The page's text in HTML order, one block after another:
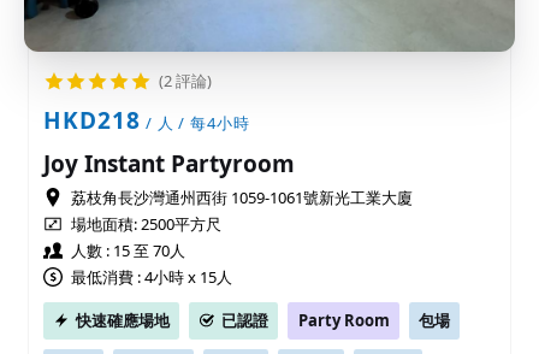
(2 評論)
HKD218 / 人 / 每4小時
Joy Instant Partyroom
荔枝角長沙灣通州西街 1059-1061號新光工業大廈
場地面積: 2500平方尺
人數 : 15 至 70人
最低消費 : 4小時 x 15人
快速確應場地
已認證 Party Room 包場